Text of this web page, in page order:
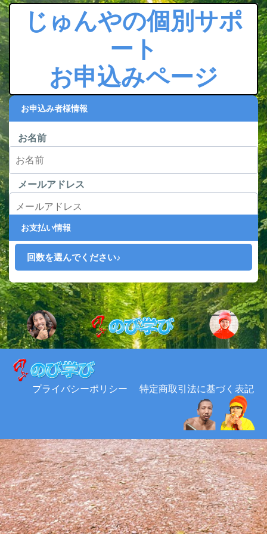
じゅんやの個別サポ
ート
お申込みページ
お申込み者様情報
お名前
メールアドレス
お支払い情報
回数を選んでください♪
プライバシーポリシー 特定商取引法に基づく表記